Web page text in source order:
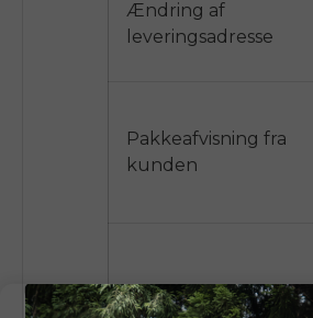
Ændring af
leveringsadresse
Pakkeafvisning fra
kunden